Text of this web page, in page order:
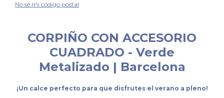
No sé mi código postal
CORPIÑO CON ACCESORIO
CUADRADO - Verde
Metalizado | Barcelona
¡Un calce perfecto para que disfrutes el verano a pleno!